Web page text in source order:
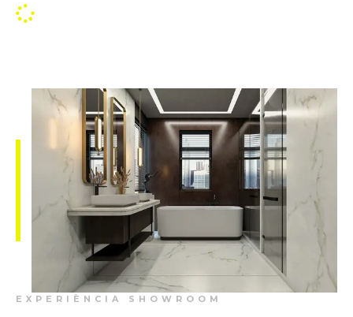
EXPERIÈNCIA SHOWROOM